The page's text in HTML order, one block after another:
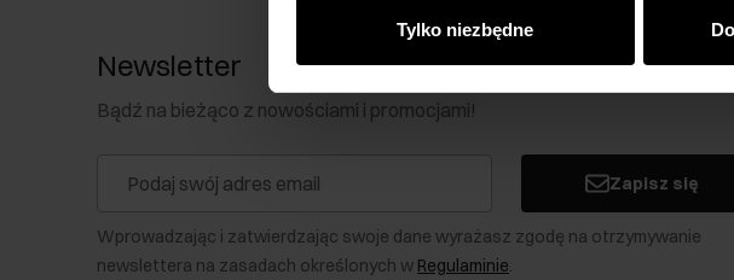
Tylko niezbędne
Newsletter
Bądź na bieżąco z nowościami i promocjami!
Zapisz się
Wprowadzając i zatwierdzając swoje dane wyrażasz zgodę na otrzymywanie
newslettera na zasadach określonych w Regulaminie.